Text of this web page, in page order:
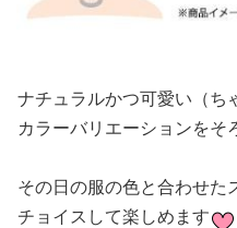
ナチュラルかつ可愛い（ち
カラーバリエーションをそ
その日の服の色と合わせた
チョイスして楽しめます